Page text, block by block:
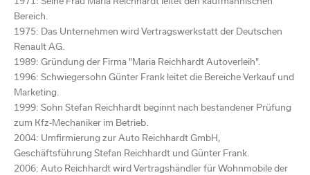
1971: Seine Frau Maria Reichhardt leitet den kaufmännischen
Bereich.
1975: Das Unternehmen wird Vertragswerkstatt der Deutschen
Renault AG.
1989: Gründung der Firma "Maria Reichhardt Autoverleih".
1996: Schwiegersohn Günter Frank leitet die Bereiche Verkauf und
Marketing.
1999: Sohn Stefan Reichhardt beginnt nach bestandener Prüfung
zum Kfz-Mechaniker im Betrieb.
2004: Umfirmierung zur Auto Reichhardt GmbH,
Geschäftsführung Stefan Reichhardt und Günter Frank.
2006: Auto Reichhardt wird Vertragshändler für Wohnmobile der